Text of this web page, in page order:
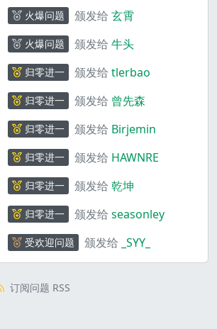
火爆问题 颁发给 玄霄
火爆问题 颁发给 牛头
归零进一 颁发给 tlerbao
归零进一 颁发给 曾先森
归零进一 颁发给 Birjemin
归零进一 颁发给 HAWNRE
归零进一 颁发给 乾坤
归零进一 颁发给 seasonley
受欢迎问题 颁发给 _SYY_
订阅问题 RSS